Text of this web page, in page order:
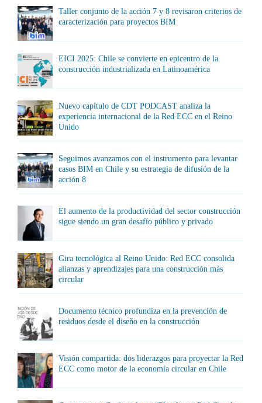
Taller conjunto de la acción 7 y 8 revisaron criterios de
caracterización para proyectos BIM
EICI 2025: Chile se convierte en epicentro de la
construcción industrializada en Latinoamérica
Nuevo capítulo de CDT PODCAST analiza la
experiencia internacional de la Red ECC en el Reino
Unido
Seguimos avanzamos con el instrumento para levantar
casos BIM en Chile y su estrategia de difusión de la
acción 8
El aumento de la productividad del sector construcción
sigue siendo un gran desafío público y privado
Gira tecnológica al Reino Unido: Red ECC consolida
alianzas y aprendizajes para una construcción más
circular
Documento técnico profundiza en la prevención de
residuos desde el diseño en la construcción
Visión compartida: dos liderazgos para proyectar la Red
ECC como motor de la economía circular en Chile